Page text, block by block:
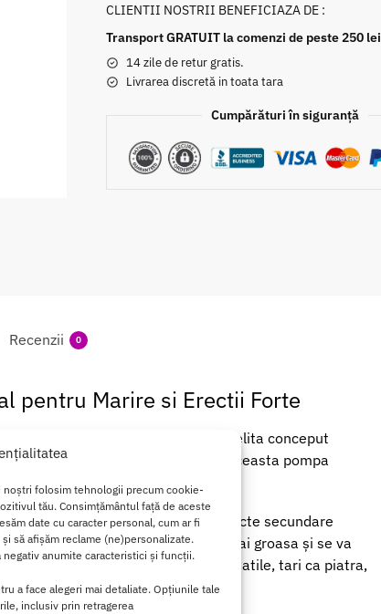
noștri folosim tehnologii precum cookie-
tău. Consimțământul față de aceste
date cu caracter personal, cum ar fi
să afișăm reclame (ne)personalizate.
anumite caracteristici și funcții.
a face alegeri mai detaliate. Opțiunile tale
inclusiv prin retragerea
CLIENTII NOSTRII BENEFICIAZA DE :
Transport GRATUIT la comenzi de peste 250 lei
14 zile de retur gratis.
Livrarea discretă in toata tara
Cumpărături în siguranță
Recenzii 0
pentru Marire si Erectii Forte
Pump Worx este instrumentul de elita conceput
Cu un design de tip medical, aceasta pompa
care ai visat dintotdeauna, fara efecte secundare
de placere va creste mai mare, mai groasa și se va
din PVC, vei descoperi erectii pulsatile, tari ca piatra,